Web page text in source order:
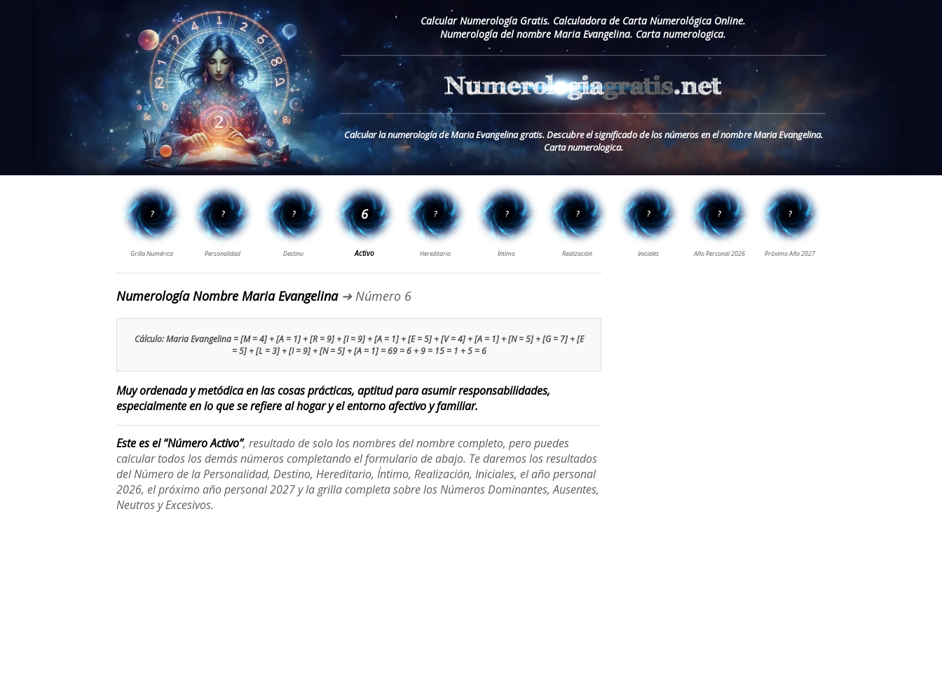
Calcular Numerología Gratis. Calculadora de Carta Numerológica Online.
Numerología del nombre Maria Evangelina. Carta numerologica.
Calcular la numerología de Maria Evangelina gratis. Descubre el significado de los números en el nombre Maria Evangelina.
Carta numerologica.
Numerología Nombre Maria Evangelina➔ Número 6
Cálculo: Maria Evangelina = [M = 4] + [A = 1] + [R = 9] + [I = 9] + [A = 1] + [E = 5] + [V = 4] + [A = 1] + [N = 5] + [G = 7] + [E
= 5] + [L = 3] + [I = 9] + [N = 5] + [A = 1] = 69 = 6 + 9 = 15 = 1 + 5 = 6
Muy ordenada y metódica en las cosas prácticas, aptitud para asumir responsabilidades,
especialmente en lo que se refiere al hogar y el entorno afectivo y familiar.
Este es el “Número Activo”, resultado de solo los nombres del nombre completo, pero puedes
calcular todos los demás números completando el formulario de abajo. Te daremos los resultados
del Número de la Personalidad, Destino, Hereditario, Íntimo, Realización, Iniciales, el año personal
2026, el próximo año personal 2027 y la grilla completa sobre los Números Dominantes, Ausentes,
Neutros y Excesivos.